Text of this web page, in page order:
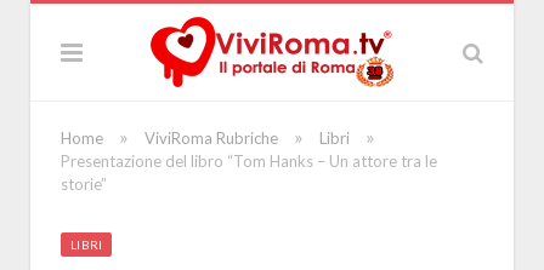
Home » ViviRoma Rubriche » Libri »
Presentazione del libro “Tom Hanks – Un attore tra le
storie”
LIBRI